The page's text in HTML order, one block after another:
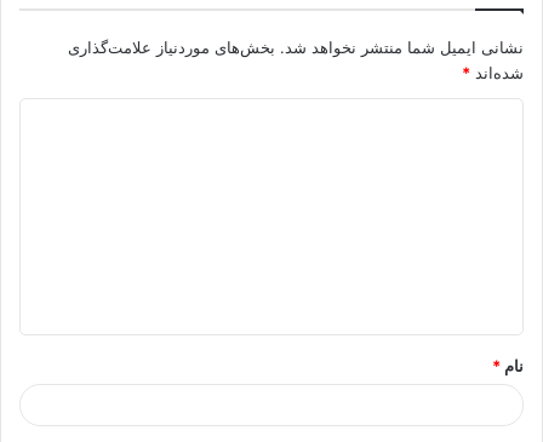
نشانی ایمیل شما منتشر نخواهد شد. بخش‌های موردنیاز علامت‌گذاری
شده‌اند *
*
نام *